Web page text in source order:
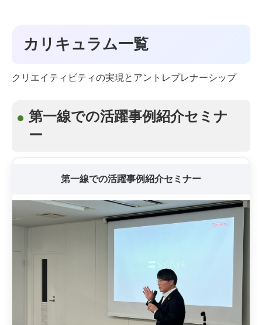
カリキュラム一覧
クリエイティビティの実現とアントレプレナーシップ
第一線での活躍事例紹介セミナ
ー
第一線での活躍事例紹介セミナー